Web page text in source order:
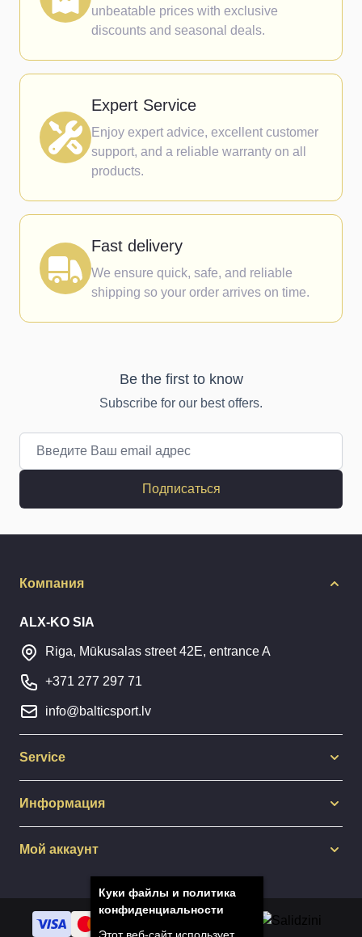
unbeatable prices with exclusive
discounts and seasonal deals.
Expert Service
Enjoy expert advice, excellent customer
support, and a reliable warranty on all
products.
Fast delivery
We ensure quick, safe, and reliable
shipping so your order arrives on time.
Be the first to know
Subscribe for our best offers.
Подписаться
Компания
ALX-KO SIA
Riga, Mūkusalas street 42E, entrance A
+371 277 297 71
info@balticsport.lv
Service
Информация
Мой аккаунт
Куки файлы и политика
конфиденциальности